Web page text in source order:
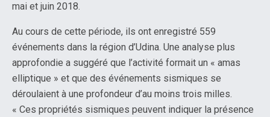
mai et juin 2018.
Au cours de cette période, ils ont enregistré 559
événements dans la région d’Udina. Une analyse plus
approfondie a suggéré que l’activité formait un « amas
elliptique » et que des événements sismiques se
déroulaient à une profondeur d’au moins trois milles.
« Ces propriétés sismiques peuvent indiquer la présence